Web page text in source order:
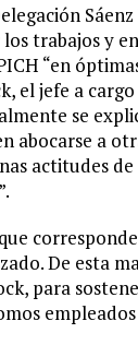
los trabajos y
“en
el jefe a
se
abocarse a
actitudes
De esta
para
empleados